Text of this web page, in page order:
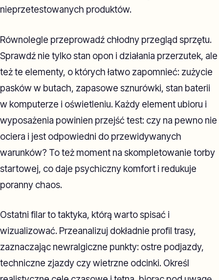
nieprzetestowanych produktów.
Równolegle przeprowadź chłodny przegląd sprzętu.
Sprawdź nie tylko stan opon i działania przerzutek, ale
też te elementy, o których łatwo zapomnieć: zużycie
pasków w butach, zapasowe sznurówki, stan baterii
w komputerze i oświetleniu. Każdy element ubioru i
wyposażenia powinien przejść test: czy na pewno nie
ociera i jest odpowiedni do przewidywanych
warunków? To też moment na skompletowanie torby
startowej, co daje psychiczny komfort i redukuje
poranny chaos.
Ostatni filar to taktyka, którą warto spisać i
wizualizować. Przeanalizuj dokładnie profil trasy,
zaznaczając newralgiczne punkty: ostre podjazdy,
techniczne zjazdy czy wietrzne odcinki. Określ